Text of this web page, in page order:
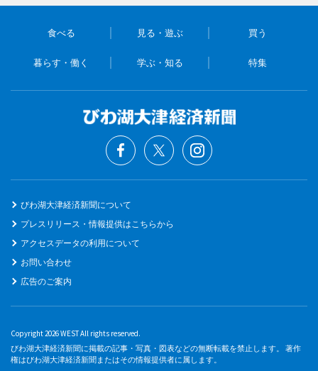
食べる 見る・遊ぶ 買う
暮らす・働く 学ぶ・知る 特集
びわ湖大津経済新聞について
プレスリリース・情報提供はこちらから
アクセスデータの利用について
お問い合わせ
広告のご案内
Copyright 2026 WEST All rights reserved.
びわ湖大津経済新聞に掲載の記事・写真・図表などの無断転載を禁止します。 著作
権はびわ湖大津経済新聞またはその情報提供者に属します。